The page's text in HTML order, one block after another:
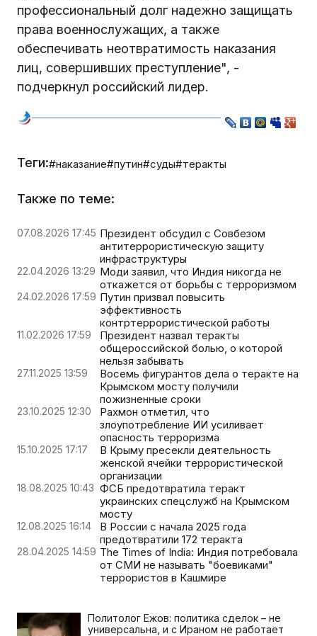
профессиональный долг надежно защищать
права военнослужащих, а также
обеспечивать неотвратимость наказания
лиц, совершивших преступление", -
подчеркнул российский лидер.
Теги:#наказание#путин#суды#теракты
Также по теме:
07.08.2026 17:45 Президент обсудил с Совбезом
антитеррористическую защиту
инфраструктуры
22.04.2026 13:29 Моди заявил, что Индия никогда не
откажется от борьбы с терроризмом
24.02.2026 17:59 Путин призвал повысить
эффективность
контртеррористической работы
11.02.2026 17:59
Президент назвал теракты
общероссийской болью, о которой
нельзя забывать
27.11.2025 13:59
Восемь фигурантов дела о теракте на
Крымском мосту получили
пожизненные сроки
23.10.2025 12:30
Рахмон отметил, что
злоупотребление ИИ усиливает
опасность терроризма
15.10.2025 17:17
В Крыму пресекли деятельность
женской ячейки террористической
организации
18.08.2025 10:43 ФСБ предотвратила теракт
украинских спецслужб на Крымском
мосту
12.08.2025 16:14
В России с начала 2025 года
предотвратили 172 теракта
28.04.2025 14:59 The Times of India: Индия потребовала
от СМИ не называть "боевиками"
террористов в Кашмире
Политолог Ежов: политика сделок – не
универсальна, и с Ираном не работает